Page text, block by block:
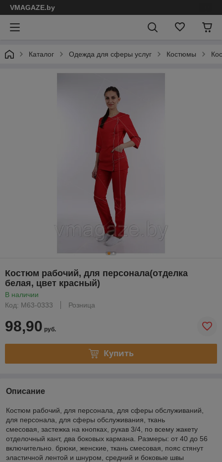
VMAGAZE.by
Каталог Одежда для сферы услуг Костюмы
Костюм рабочий, для персонала(отделка
белая, цвет красный)
В наличии
Код: М63-0333
Розница
98,90 руб.
Купить
Описание
Костюм рабочий, для персонала, для сферы обслуживаний,
для персонала, для сферы обслуживания, ткань
смесовая, застежка на кнопках, рукав 3/4, по всему жакету
отделочный кант, два боковых кармана. Размеры: от 40 до 56
включительно. брюки, женские, ткань смесовая, пояс стянут
эластичной лентой и шнуром, средний и боковые швы